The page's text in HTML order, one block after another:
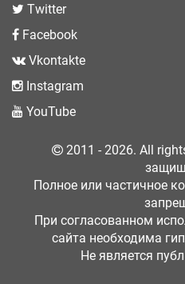
Twitter
Facebook
Vkontakte
Instagram
YouTube
2011 - 2026. All
Полное или частичное
При согласованном
сайта необходима
Не является